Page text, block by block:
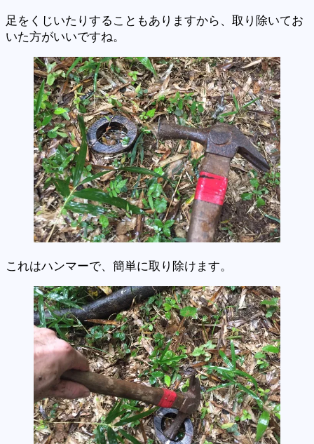
足をくじいたりすることもありますから、取り除いてお
いた方がいいですね。
これはハンマーで、簡単に取り除けます。